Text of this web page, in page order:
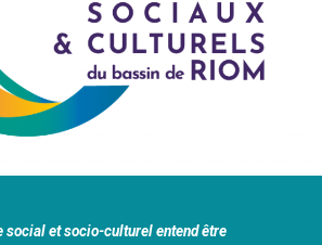
social et socio-culturel entend être